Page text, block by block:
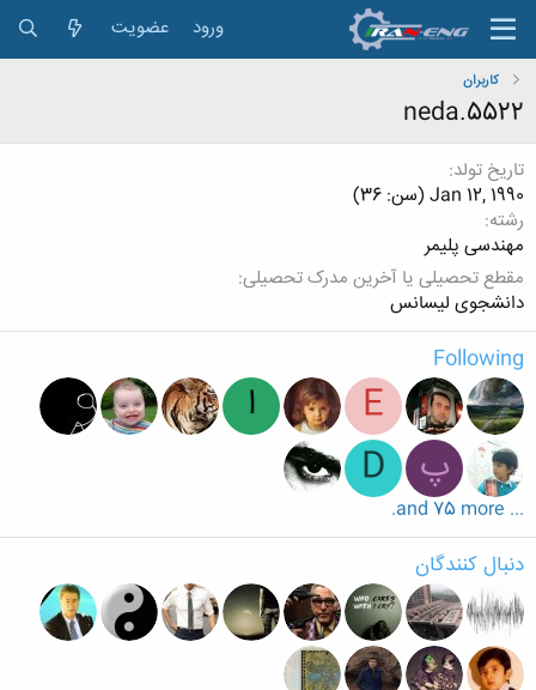
ورود عضویت
کاربران
neda.5522
تاریخ تولد
Jan 12, 1990 (سن: 36)
رشته
‌مهندسی پلیمر
مقطع تحصیلی یا آخرین مدرک تحصیلی
دانشجوی لیسانس
Following
E
ا
پ
D
... and 75 more.
دنبال کنندگان